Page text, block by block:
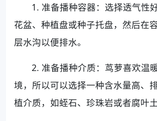
1. 准备播种容器：选择透气性
花盆、种植盘或种子托盘，然后在
层水沟以便排水。
2. 准备播种介质：茑萝喜欢温
境，所以可以选择一种含水量高、
植介质，如蛭石、珍珠岩或者腐叶土